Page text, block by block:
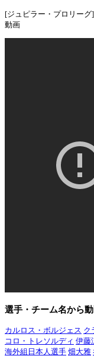
[ジュピラー・プロリーグ
動画
選手・チーム名から
カルロス・ボルジェス ク
コロ・トレソルディ 伊藤
海外組日本人選手 畑大雅